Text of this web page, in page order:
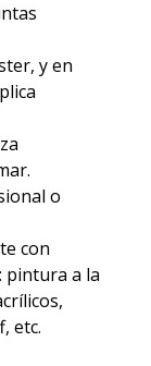
y en
o
con
pintura a la
etc.